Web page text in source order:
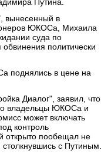
вынесенный в
ЮКОСа, Михаила
суда по
политически
поднялись в цене на
Диалог", заявил, что
владельцы ЮКОСа и
может включать
контроль
открыто пообещал не
с Путиным.